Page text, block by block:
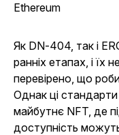
Ethereum
Як DN-404, так і
ранніх етапах, і їх
перевірено, що
Однак ці
майбутнє NFT, де
доступність